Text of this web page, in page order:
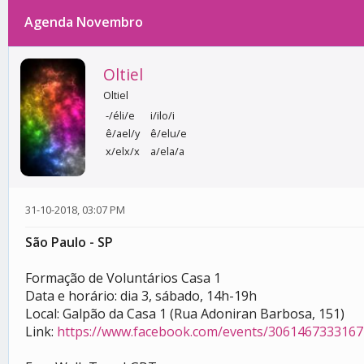
Agenda Novembro
Oltiel
Oltiel
-/éli/e
i/ilo/i
ê/ael/y
ê/elu/e
x/elx/x
a/ela/a
31-10-2018, 03:07 PM
São Paulo - SP
Formação de Voluntários Casa 1
Data e horário: dia 3, sábado, 14h-19h
Local: Galpão da Casa 1 (Rua Adoniran Barbosa, 151)
Link: https://www.facebook.com/events/